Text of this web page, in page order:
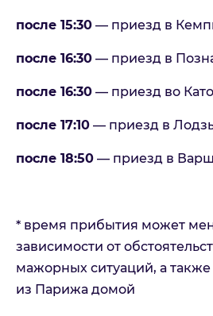
после 15:30 — приезд в
после 16:30 — приезд в
после 16:30 — приезд во
после 17:10 — приезд в
после 18:50 — приезд в
* время прибытия может
зависимости от
мажорных ситуаций, а
из Парижа домой